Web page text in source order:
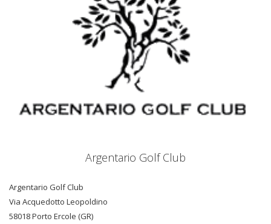
Argentario Golf Club
Argentario Golf Club
Via Acquedotto Leopoldino
58018 Porto Ercole (GR)